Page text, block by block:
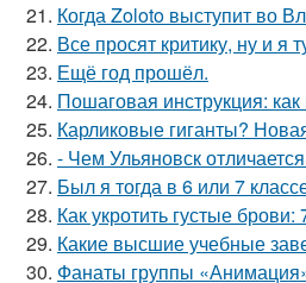
21. Когда Zoloto выступит во
22. Все просят критику, ну и я
23. Ещё год прошёл.
24. Пошаговая инструкция:
25. Карликовые гиганты?
26. - Чем Ульяновск
27. Был я тогда в 6 или 7
28. Как укротить густые
29. Какие высшие учебные
30. Фанаты группы